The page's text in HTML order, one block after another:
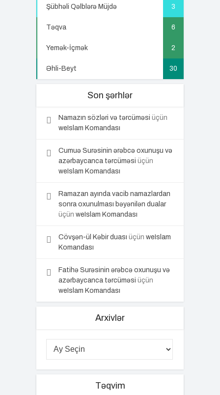
Şübhəli Qəlblərə Müjdə 3
Təqva 6
Yemək-İçmək 2
Əhli-Beyt 30
Son şərhlər
Namazın sözləri və tərcüməsi üçün
weIslam Komandası
Cumuə Surəsinin ərəbcə oxunuşu və
azərbaycanca tərcüməsi üçün
weIslam Komandası
Ramazan ayında vacib namazlardan
sonra oxunulması bəyənilən dualar
üçün weIslam Komandası
Cövşən-ül Kəbir duası üçün weIslam
Komandası
Fatihə Surəsinin ərəbcə oxunuşu və
azərbaycanca tərcüməsi üçün
weIslam Komandası
Arxivlər
Təqvim